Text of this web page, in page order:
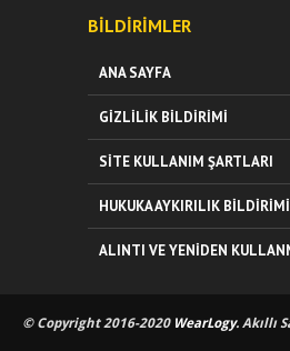
BILDIRIMLER
ANA SAYFA
GIZLILIK BILDIRIMI
SITE KULLANIM ŞARTLARI
HUKUKA AYKIRILIK BILDIRIMI
ALINTI VE YENIDEN
© Copyright 2016-2020 WearLogy. Akıllı